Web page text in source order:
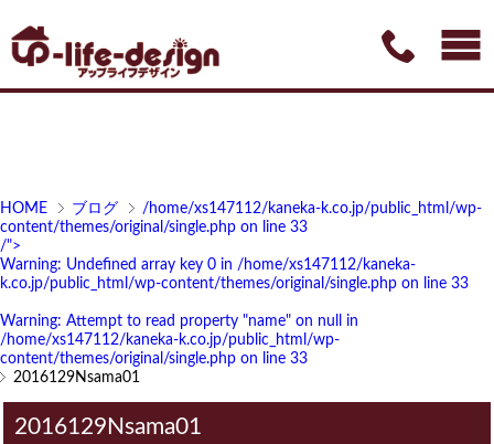
HOME ブログ
/home/xs147112/kaneka-k.co.jp/public_html/wp-
content/themes/original/single.php on line 33
/">
Warning: Undefined array key 0 in /home/xs147112/kaneka-
k.co.jp/public_html/wp-content/themes/original/single.php on line 33
Warning: Attempt to read property "name" on null in
/home/xs147112/kaneka-k.co.jp/public_html/wp-
content/themes/original/single.php on line 33
2016129Nsama01
2016129Nsama01